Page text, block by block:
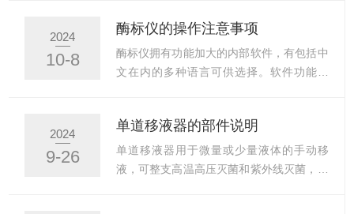
进入工作状态后，禁止人体接触电极、电泳
物及其它可能带电部分，也不能到电泳槽内
取放东西，如需要应先断电，以免触电。同
分析。在梯度模块上，可实现对梯度温度和
梯度宽度等参数的调整，自由编程温度，梯
度实现不同样品的退火温度并同时进行热循
优化，大大提高工作效率。除具标准PCR仪
功能外，其梯度模块还能同时进行多个不同
退火温度的PCR反应，在梯度模块上，可实
2024
10-8
酶标仪的操作注意事项
酶标仪拥有功能加大的内部软件，有包括中
文在内的多种语言可供选择。软件功能包
行数据处理（包括动力学分析、数据预处
理、曲线拟合、数据分类、质控等）。此
外，FC还可以与电脑相连，通过使用功能
2024
9-26
单道移液器的部件说明
单道移液器用于微量或少量液体的手动移
液，可整支高温高压灭菌和紫外线灭菌，操